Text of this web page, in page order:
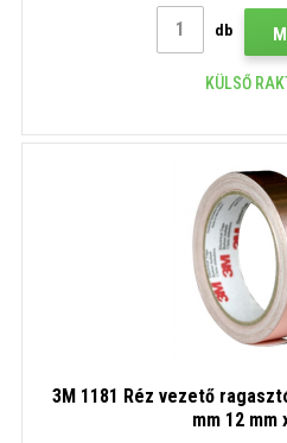
db
KÜLSŐ
3M 1181 Réz vezető
mm 12 mm